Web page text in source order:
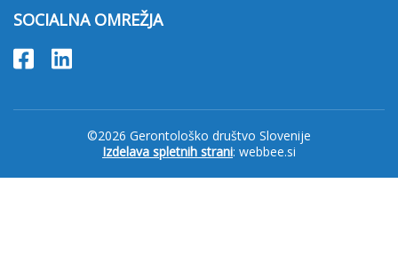
SOCIALNA OMREŽJA
©2026 Gerontološko društvo Slovenije
Izdelava spletnih strani: webbee.si